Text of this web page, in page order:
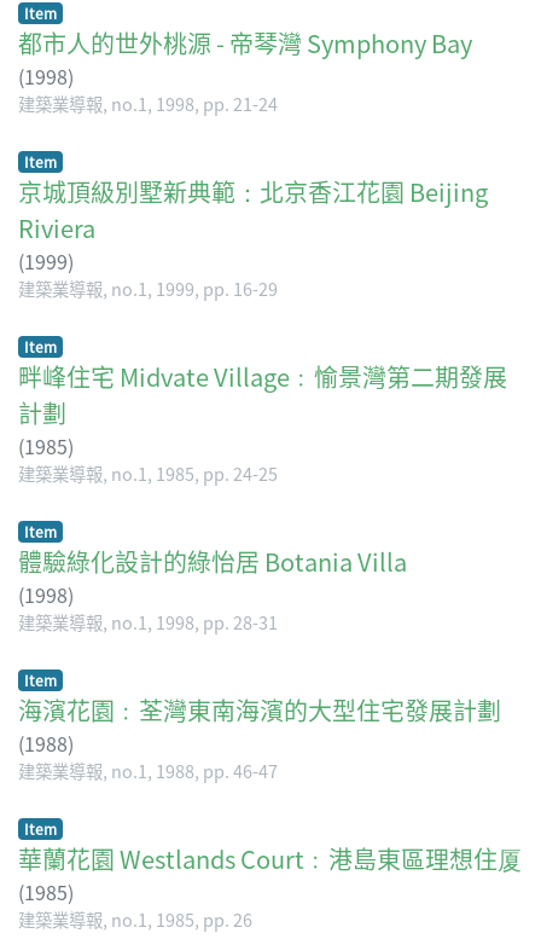
Item
都市人的世外桃源 - 帝琴灣 Symphony Bay
(1998)
建築業導報, no.1, 1998, pp. 21-24
Item
京城頂級別墅新典範：北京香江花園 Beijing
Riviera
(1999)
建築業導報, no.1, 1999, pp. 16-29
Item
畔峰住宅 Midvate Village﹕愉景灣第二期發展
計劃
(1985)
建築業導報, no.1, 1985, pp. 24-25
Item
體驗綠化設計的綠怡居 Botania Villa
(1998)
建築業導報, no.1, 1998, pp. 28-31
Item
海濱花園﹕荃灣東南海濱的大型住宅發展計劃
(1988)
建築業導報, no.1, 1988, pp. 46-47
Item
華蘭花園 Westlands Court﹕港島東區理想住厦
(1985)
建築業導報, no.1, 1985, pp. 26